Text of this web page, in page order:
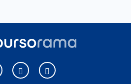
Boursorama sur Facebook
Boursorama sur XBoursorama sur